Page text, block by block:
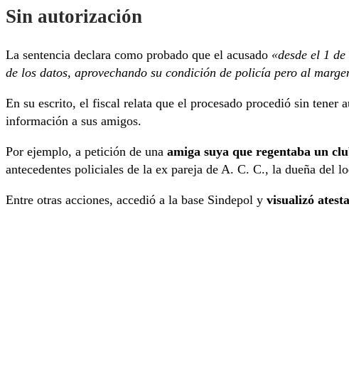
Sin autorización
La sentencia declara como probado que el acusado «desde el 1
de los datos, aprovechando su condición de policía pero al
En su escrito, el fiscal relata que el procesado procedió sin tener
información a sus amigos.
Por ejemplo, a petición de una amiga suya que regentaba un
antecedentes policiales de la ex pareja de A. C. C., la dueña del
Entre otras acciones, accedió a la base Sindepol y visualizó